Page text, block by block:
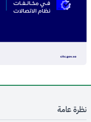
نظرة عامة